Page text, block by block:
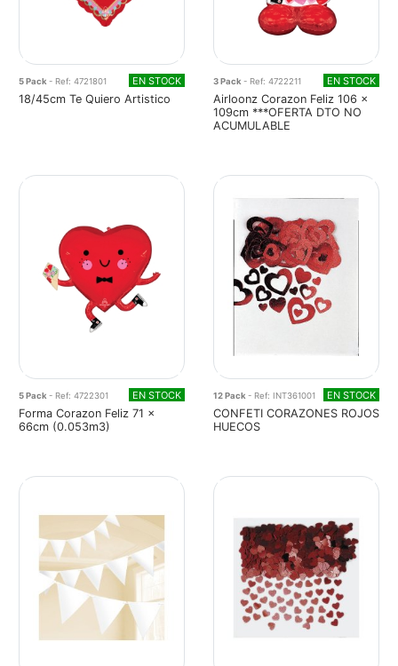
5 Pack- Ref: 4721801 EN STOCK
18/45cm Te Quiero Artistico
3 Pack- Ref: 4722211 EN STOCK
Airloonz Corazon Feliz 106 x
109cm ***OFERTA DTO NO
ACUMULABLE
5 Pack - Ref: 4722301 EN STOCK
Forma Corazon Feliz 71 x
66cm (0.053m3)
12 Pack - Ref: INT361001 EN STOCK
CONFETI CORAZONES ROJOS
HUECOS